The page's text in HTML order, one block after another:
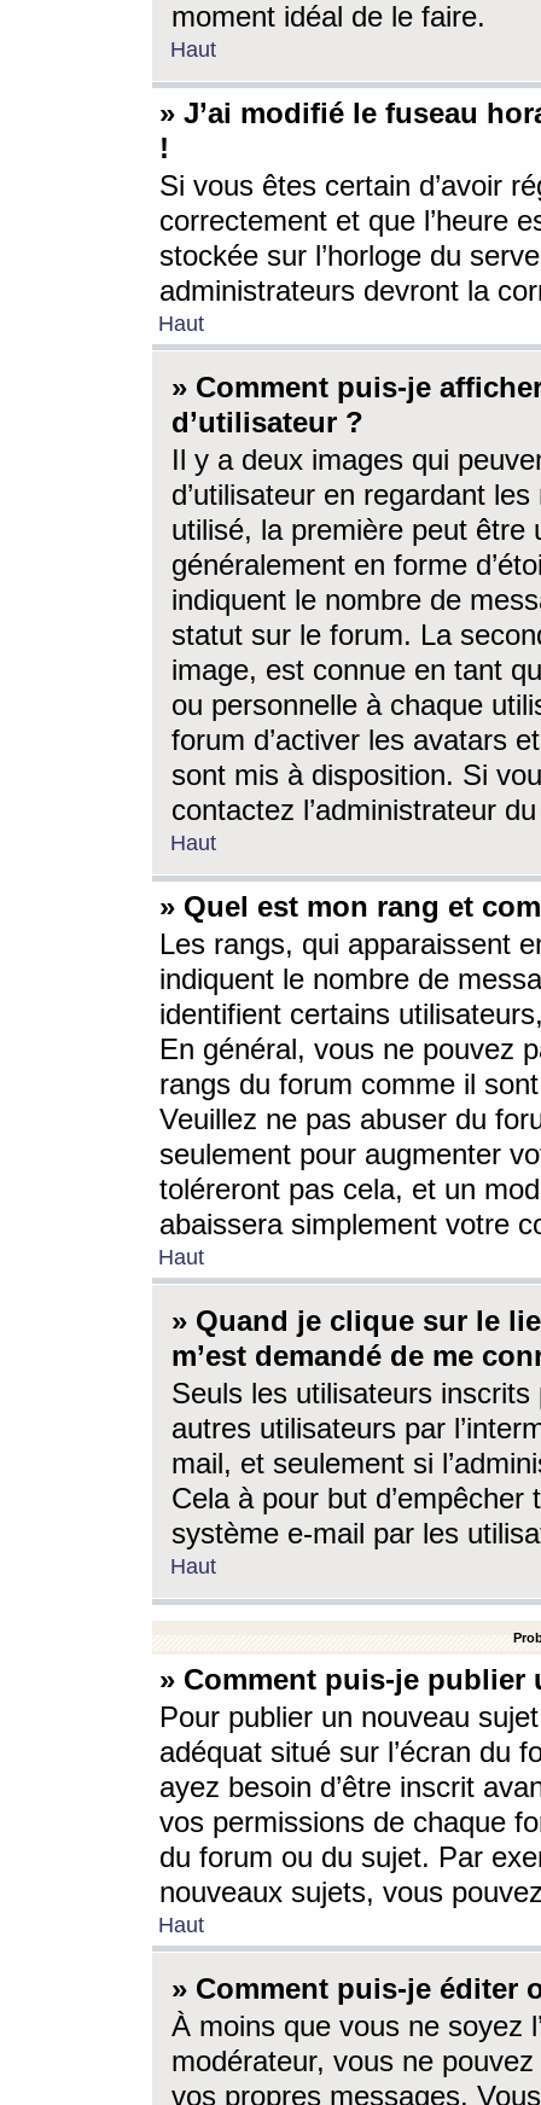
moment idéal de le faire.
Haut
» J’ai modifié le fuseau
!
Si vous êtes certain d’avoir
correctement et que l’heure
stockée sur l’horloge du
administrateurs devront la
Haut
» Comment puis-je
d’utilisateur ?
Il y a deux images qui
d’utilisateur en regardant
utilisé, la première peut être
généralement en forme
indiquent le nombre de
statut sur le forum. La
image, est connue en tant
ou personnelle à chaque
forum d’activer les avatars
sont mis à disposition. Si
contactez l’administrateur
Haut
» Quel est mon rang et
Les rangs, qui apparaissent
indiquent le nombre de
identifient certains
En général, vous ne pouvez
rangs du forum comme il
Veuillez ne pas abuser du
seulement pour augmenter
toléreront pas cela, et un
abaissera simplement votre
Haut
» Quand je clique sur le
m’est demandé de me
Seuls les utilisateurs
autres utilisateurs par
mail, et seulement si
Cela à pour but
système e-mail par les
Haut
» Comment puis-je
Pour publier un nouveau
adéquat situé sur l’écran du
ayez besoin d’être inscrit
vos permissions de chaque
du forum ou du sujet. Par
nouveaux sujets, vous
Haut
» Comment puis-je éditer
À moins que vous ne soyez
modérateur, vous ne
vos propres messages.